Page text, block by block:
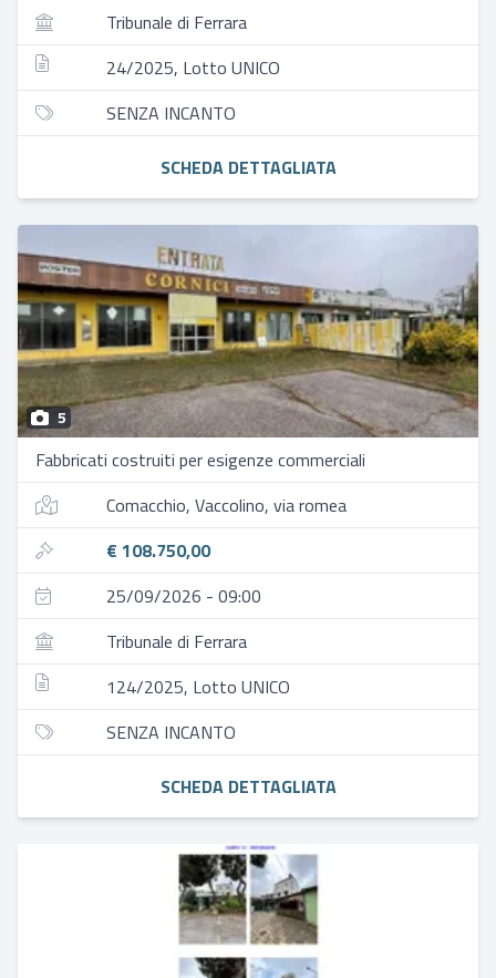
Tribunale di Ferrara
24/2025, Lotto UNICO
SENZA INCANTO
SCHEDA DETTAGLIATA
5
Fabbricati costruiti per esigenze commerciali
Comacchio, Vaccolino, via romea
€ 108.750,00
25/09/2026 - 09:00
Tribunale di Ferrara
124/2025, Lotto UNICO
SENZA INCANTO
SCHEDA DETTAGLIATA